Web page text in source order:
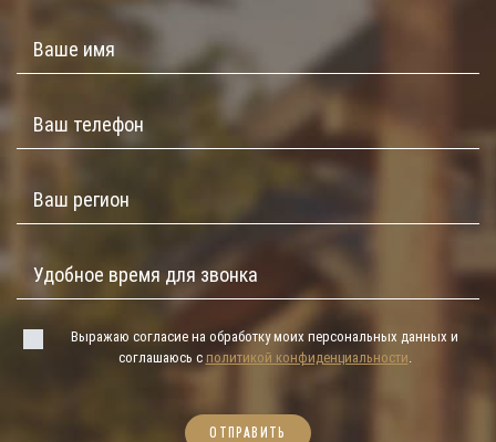
Выражаю согласие на обработку моих персональных данных и
соглашаюсь с политикой конфиденциальности.
ОТПРАВИТЬ